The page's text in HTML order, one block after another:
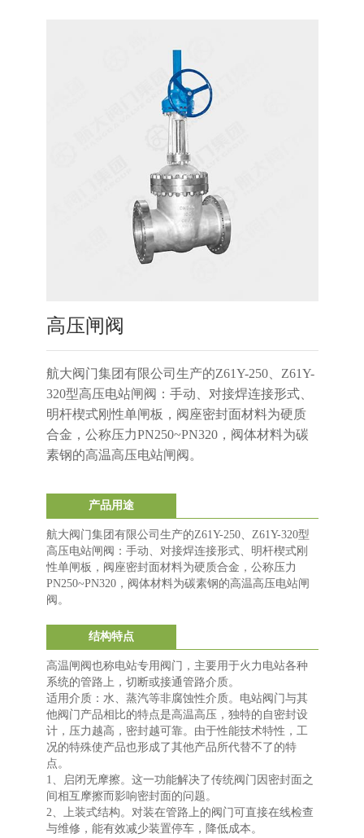
高压闸阀
航大阀门集团有限公司生产的Z61Y-250、Z61Y-
320型高压电站闸阀：手动、对接焊连接形式、
明杆楔式刚性单闸板，阀座密封面材料为硬质
合金，公称压力PN250~PN320，阀体材料为碳
素钢的高温高压电站闸阀。
产品用途
航大阀门集团有限公司生产的Z61Y-250、Z61Y-320型
高压电站闸阀：手动、对接焊连接形式、明杆楔式刚
性单闸板，阀座密封面材料为硬质合金，公称压力
PN250~PN320，阀体材料为碳素钢的高温高压电站闸
阀。
结构特点
高温闸阀也称电站专用阀门，主要用于火力电站各种
系统的管路上，切断或接通管路介质。
适用介质：水、蒸汽等非腐蚀性介质。电站阀门与其
他阀门产品相比的特点是高温高压，独特的自密封设
计，压力越高，密封越可靠。由于性能技术特性，工
况的特殊使产品也形成了其他产品所代替不了的特
点。
1、启闭无摩擦。这一功能解决了传统阀门因密封面之
间相互摩擦而影响密封面的问题。
2、上装式结构。对装在管路上的阀门可直接在线检查
与维修，能有效减少装置停车，降低成本。